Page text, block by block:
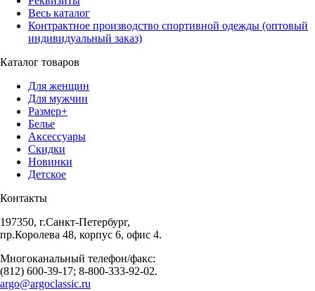
Весь каталог
Контрактное производство спортивной одежды (оптовый
индивидуальный заказ)
Каталог товаров
Для женщин
Для мужчин
Размер+
Белье
Аксессуары
Скидки
Новинки
Детское
Контакты
197350, г.Санкт-Петербург,
пр.Королева 48, корпус 6, офис 4.
Многоканальный телефон/факс:
(812) 600-39-17; 8-800-333-92-02.
argo@argoclassic.ru